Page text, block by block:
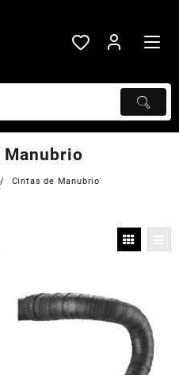
Manubrio
Cintas de Manubrio